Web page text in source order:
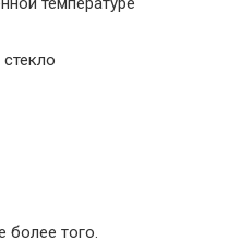
более того.